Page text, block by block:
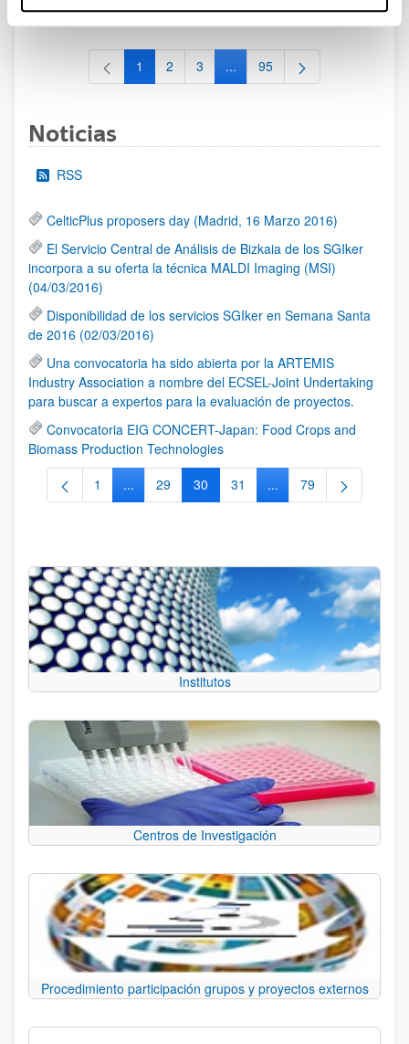
Página
1 Página
2 Página
3 ...Páginas intermedias Use TAB
Página
95
Noticias
RSS
CelticPlus proposers day (Madrid, 16 Marzo 2016)
El Servicio Central de Análisis de Bizkaia de los SGIker
incorpora a su oferta la técnica MALDI Imaging (MSI)
(04/03/2016)
Disponibilidad de los servicios SGIker en Semana Santa
de 2016 (02/03/2016)
Una convocatoria ha sido abierta por la ARTEMIS
Industry Association a nombre del ECSEL-Joint Undertaking
para buscar a expertos para la evaluación de proyectos.
Convocatoria EIG CONCERT-Japan: Food Crops and
Biomass Production Technologies
Página
1 ...Páginas intermedias Use TAB para desplazarse.
Página
29 Página
30 Página
31 ...Páginas intermedias
Página
79
Institutos
Centros de Investigación
Procedimiento participación grupos y proyectos externos